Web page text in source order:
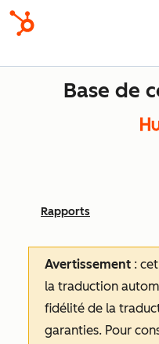
Base de
Rapports
Avertissement :
la traduction
fidélité de la
garanties. Pour